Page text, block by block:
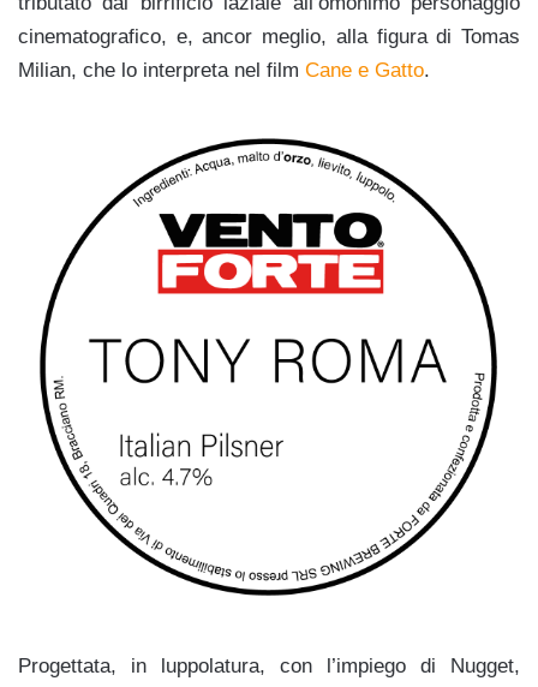
cinematografico, e, ancor meglio, alla figura di Tomas
Milian, che lo interpreta nel film Cane e Gatto.
Progettata, in luppolatura, con l’impiego di Nugget,